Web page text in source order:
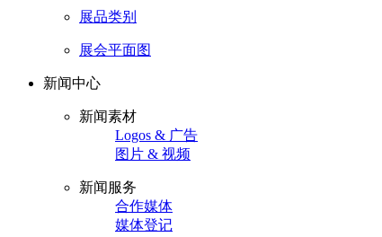
展品类别
展会平面图
新闻中心
新闻素材
Logos & 广告
图片 & 视频
新闻服务
合作媒体
媒体登记